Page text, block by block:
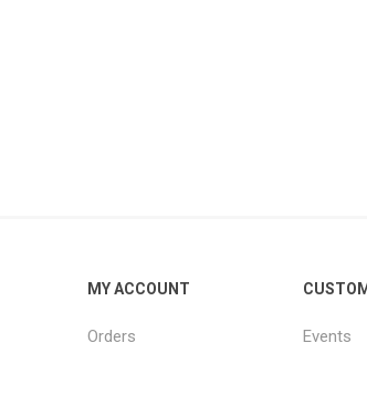
MY ACCOUNT
Orders Events